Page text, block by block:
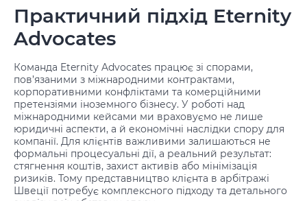
Практичний підхід Eternity
Advocates
Команда Eternity Advocates працює зі спорами,
пов’язаними з міжнародними контрактами,
корпоративними конфліктами та комерційними
претензіями іноземного бізнесу. У роботі над
міжнародними кейсами ми враховуємо не лише
юридичні аспекти, а й економічні наслідки спору для
компанії. Для клієнтів важливими залишаються не
формальні процесуальні дії, а реальний результат:
стягнення коштів, захист активів або мінімізація
ризиків. Тому представництво клієнта в арбітражі
Швеції потребує комплексного підходу та детального